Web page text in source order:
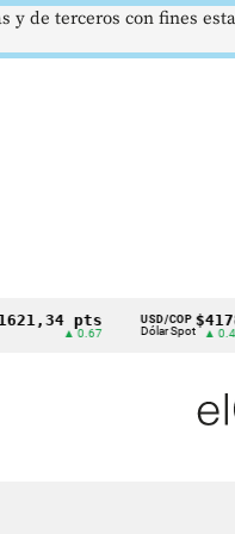
pts USD/COP
Dólar Spot
$4178
▲ 0.42
y de terceros con fines